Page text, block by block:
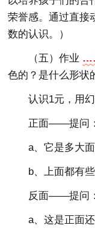
荣誉感。通过直接
数的认识。）
（五）作业
色的？是什么形状
认识1元，用
正面——提问：
a、它是多大
b、上面都有
反面——提问：
a、这是正面